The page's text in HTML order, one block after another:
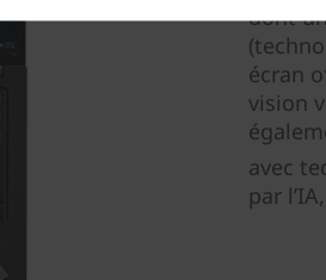
dont
écran
vision
avec
par